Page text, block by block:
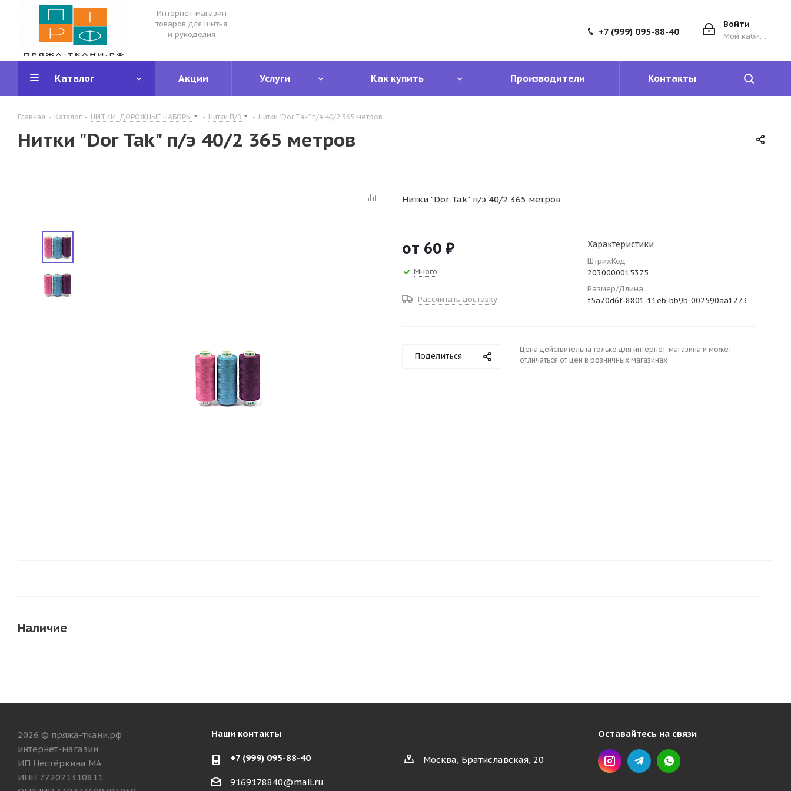
Интернет-магазин
товаров для шитья
и рукоделия
Войти
Мой кабинет
+7 (999) 095-88-40
Каталог Акции Услуги Как купить Производители Контакты
Главная - Каталог - НИТКИ, ДОРОЖНЫЕ НАБОРЫ - Нитки П/Э - Нитки "Dor Tak" п/э 40/2 365 метров
Нитки "Dor Tak" п/э 40/2 365 метров
Нитки "Dor Tak" п/э 40/2 365 метров
от 60 ₽
Много
Рассчитать доставку
Характеристики
ШтрихКод
2030000015375
Размер/Длина
f5a70d6f-8801-11eb-bb9b-002590aa1273
Поделиться
Цена действительна только для интернет-магазина и может
отличаться от цен в розничных магазинах
Наличие
2026 © пряжа-ткани.рф
интернет-магазин
ИП Нестёркина МА
ИНН 772021310811
Наши контакты
+7 (999) 095-88-40
9169178840@mail.ru
Москва, Братиславская, 20
Оставайтесь на связи